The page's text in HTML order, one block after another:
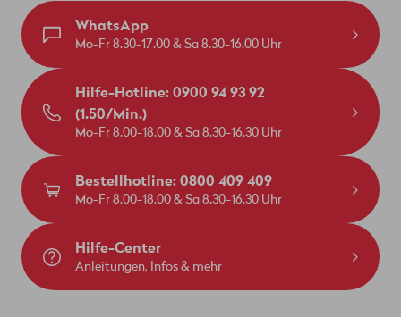
WhatsApp
Mo-Fr 8.30-17.00 & Sa 8.30-16.00 Uhr
Hilfe-Hotline: 0900 94 93 92
(1.50/Min.)
Mo-Fr 8.00-18.00 & Sa 8.30-16.30 Uhr
Bestellhotline: 0800 409 409
Mo-Fr 8.00-18.00 & Sa 8.30-16.30 Uhr
Hilfe-Center
Anleitungen, Infos & mehr